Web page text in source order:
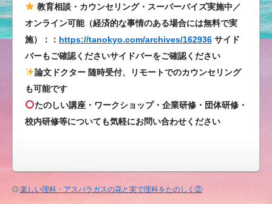
教育相談・カウンセリング・スーパーバイズ実施中／
オンライン可能（経済的な事情のある場合には無料で実
施）：： https://tanokyo.com/archives/162936 サイド
バーもご確認くださいサイドバーをご確認ください
論文ドクター 随時受付、リモートでのカウンセリング
も可能です
たのしい講座・ワークショップ・企業研修・団体研修・
校内研修等についても気軽にお問い合わせください
楽しい理科・アスパラガスの花と実で理科をたのしく②